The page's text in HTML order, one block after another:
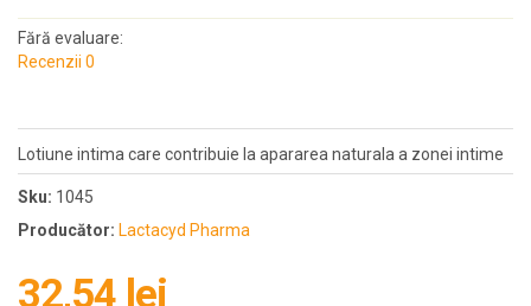
Fără evaluare:
Recenzii 0
Lotiune intima care contribuie la apararea naturala a zonei intime
Sku: 1045
Producător: Lactacyd Pharma
32,54 lei